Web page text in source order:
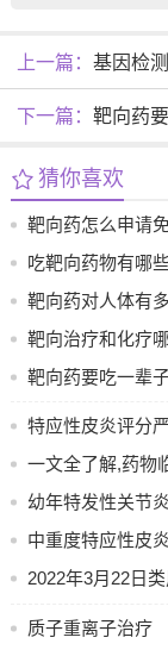
上一篇： 基因检
下一篇： 靶向药
猜你喜欢
靶向药怎么申请
吃靶向药物有哪
靶向药对人体有
靶向治疗和化疗
靶向药要吃一辈
特应性皮炎评分
一文全了解,药物
幼年特发性关节
中重度特应性皮
2022年3月22日
中国获批上市
质子重离子治疗